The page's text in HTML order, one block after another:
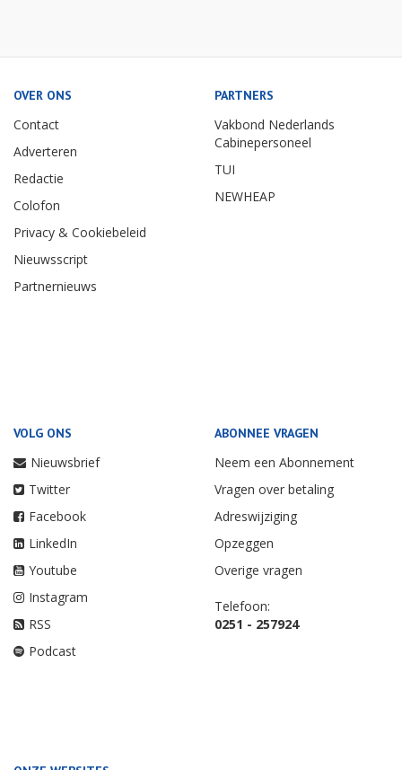
OVER ONS
Contact
Adverteren
Redactie
Colofon
Privacy & Cookiebeleid
Nieuwsscript
Partnernieuws
PARTNERS
Vakbond Nederlands
Cabinepersoneel
TUI
NEWHEAP
VOLG ONS
Nieuwsbrief
Twitter
Facebook
LinkedIn
Youtube
Instagram
RSS
Podcast
ABONNEE VRAGEN
Neem een Abonnement
Vragen over betaling
Adreswijziging
Opzeggen
Overige vragen
Telefoon:
0251 - 257924